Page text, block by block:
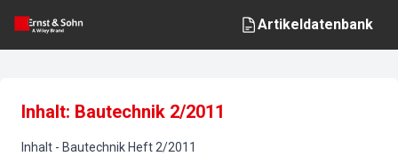
Artikeldatenbank
Inhalt: Bautechnik 2/2011
Inhalt - Bautechnik Heft 2/2011